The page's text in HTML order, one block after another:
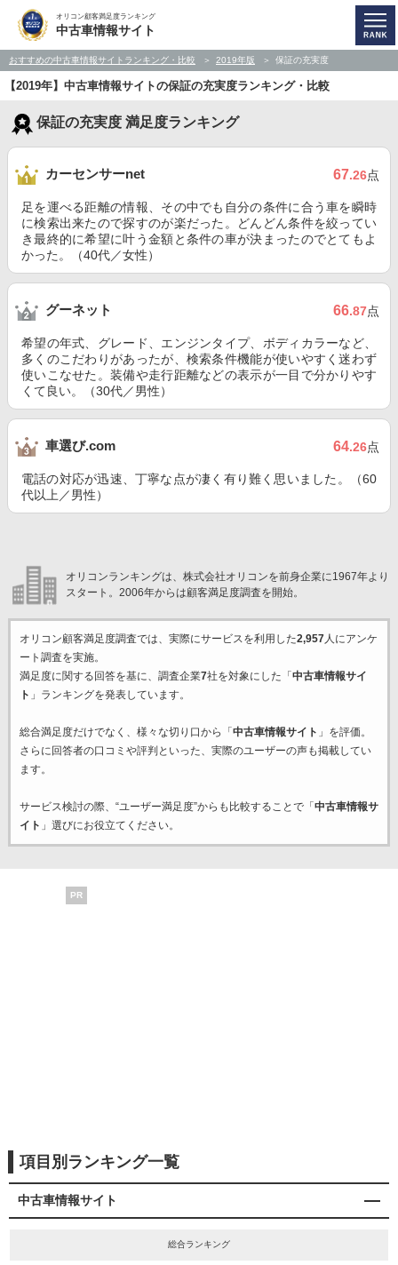
オリコン顧客満足度ランキング
中古車情報サイト
おすすめの中古車情報サイトランキング・比較 2019年版 保証の充実度
【2019年】中古車情報サイトの保証の充実度ランキング・比較
保証の充実度 満足度ランキング
カーセンサーnet 67.26点
足を運べる距離の情報、その中でも自分の条件に合う車を瞬時
に検索出来たので探すのが楽だった。どんどん条件を絞ってい
き最終的に希望に叶う金額と条件の車が決まったのでとてもよ
かった。（40代／女性）
グーネット 66.87点
希望の年式、グレード、エンジンタイプ、ボディカラーなど、
多くのこだわりがあったが、検索条件機能が使いやすく迷わず
使いこなせた。装備や走行距離などの表示が一目で分かりやす
くて良い。（30代／男性）
車選び.com 64.26点
電話の対応が迅速、丁寧な点が凄く有り難く思いました。（60
代以上／男性）
オリコンランキングは、株式会社オリコンを前身企業に1967年より
スタート。2006年からは顧客満足度調査を開始。
オリコン顧客満足度調査では、実際にサービスを利用した2,957人にアンケ
ート調査を実施。
満足度に関する回答を基に、調査企業7社を対象にした「 中古車情報サイ
ト 」ランキングを発表しています。
総合満足度だけでなく、様々な切り口から「 中古車情報サイト 」を評価。
さらに回答者の口コミや評判といった、実際のユーザーの声も掲載してい
ます。
サービス検討の際、“ユーザー満足度”からも比較することで「 中古車情報サ
イト 」選びにお役立てください。
PR
項目別ランキング一覧
中古車情報サイト
総合ランキング